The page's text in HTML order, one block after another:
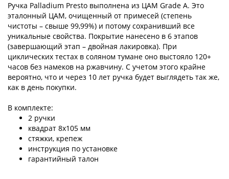
Ручка Palladium Presto выполнена из ЦАМ Grade A. Это
эталонный ЦАМ, очищенный от примесей (степень
чистоты – свыше 99,99%) и потому сохранивший все
уникальные свойства. Покрытие нанесено в 6 этапов
(завершающий этап – двойная лакировка). При
циклических тестах в соляном тумане оно выстояло 120+
часов без намеков на ржавчину. С учетом этого крайне
вероятно, что и через 10 лет ручка будет выглядеть так же,
как в день покупки.
В комплекте:
2 ручки
квадрат 8х105 мм
стяжки, крепеж
инструкция по установке
гарантийный талон